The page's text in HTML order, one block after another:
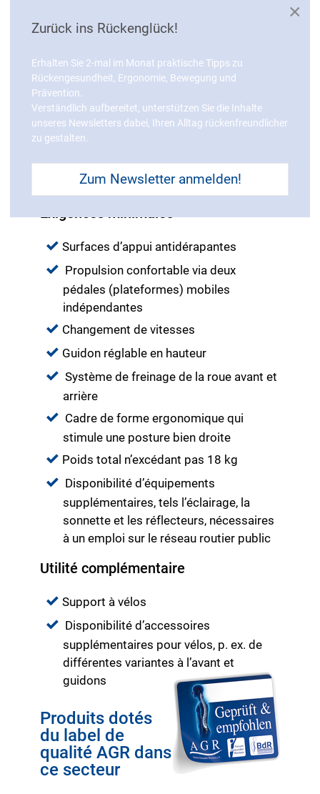
Un changement de vitesses est non
facilement et rapidement, mais
également pour adapter l’entraînement
aux besoins individuels de l’utilisateur.
N’oubliez pas le poids ; il se pourrait que
vous deviez soulever, voire porter votre
plus d’environ 18 kg.
Exigences minimales
Surfaces d’appui antidérapantes
Propulsion confortable via deux
pédales (plateformes) mobiles
indépendantes
Changement de vitesses
Guidon réglable en hauteur
Système de freinage de la roue avant et
arrière
Cadre de forme ergonomique qui
stimule une posture bien droite
Poids total n’excédant pas 18 kg
Disponibilité d’équipements
supplémentaires, tels l’éclairage, la
sonnette et les réflecteurs, nécessaires
à un emploi sur le réseau routier public
Utilité complémentaire
Support à vélos
Disponibilité d’accessoires
supplémentaires pour vélos, p. ex. de
différentes variantes à l’avant et
guidons
Produits dotés
du label de
qualité AGR dans
ce secteur
×
Zurück ins Rückenglück!
Erhalten Sie 2-mal im Monat praktische Tipps zu
Rückengesundheit, Ergonomie, Bewegung und
Prävention.
Verständlich aufbereitet, unterstützen Sie die Inhalte
unseres Newsletters dabei, Ihren Alltag rückenfreundlicher
zu gestalten.
Zum Newsletter anmelden!